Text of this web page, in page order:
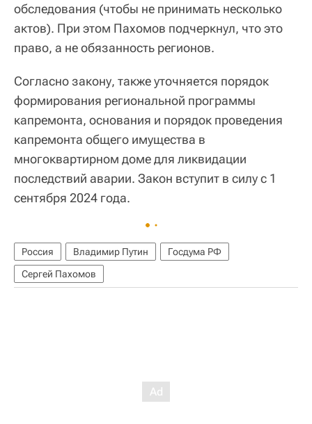
обследования (чтобы не принимать несколько
актов). При этом Пахомов подчеркнул, что это
право, а не обязанность регионов.
Согласно закону, также уточняется порядок
формирования региональной программы
капремонта, основания и порядок проведения
капремонта общего имущества в
многоквартирном доме для ликвидации
последствий аварии. Закон вступит в силу с 1
сентября 2024 года.
Россия Владимир Путин
Госдума РФ
Сергей Пахомов